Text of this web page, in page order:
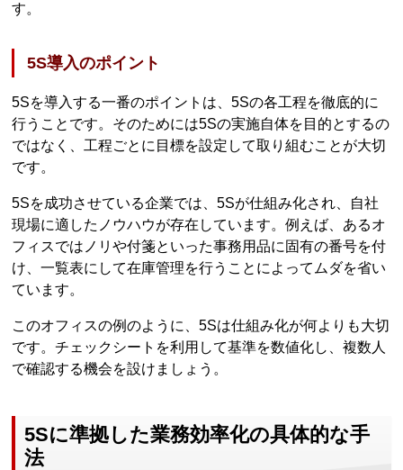
す。
5S導入のポイント
5Sを導入する一番のポイントは、5Sの各工程を徹底的に
行うことです。そのためには5Sの実施自体を目的とするの
ではなく、工程ごとに目標を設定して取り組むことが大切
です。
5Sを成功させている企業では、5Sが仕組み化され、自社
現場に適したノウハウが存在しています。例えば、あるオ
フィスではノリや付箋といった事務用品に固有の番号を付
け、一覧表にして在庫管理を行うことによってムダを省い
ています。
このオフィスの例のように、5Sは仕組み化が何よりも大切
です。チェックシートを利用して基準を数値化し、複数人
で確認する機会を設けましょう。
5Sに準拠した業務効率化の具体的な手
法